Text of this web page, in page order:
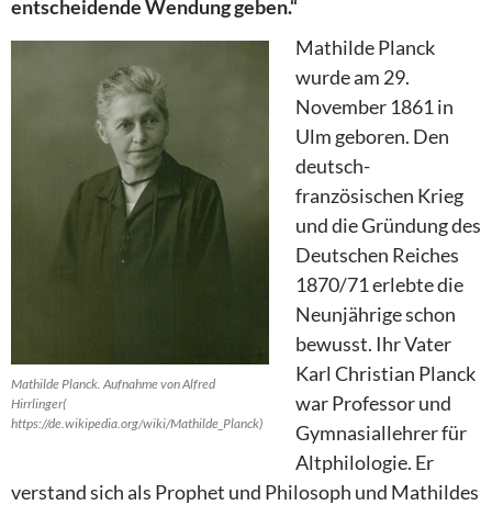
entscheidende Wendung geben.“
Mathilde Planck. Aufnahme von Alfred
Hirrlinger(
https://de.wikipedia.org/wiki/Mathilde_Planck)
Mathilde Planck
wurde am 29.
November 1861 in
Ulm geboren. Den
deutsch-
französischen Krieg
und die Gründung des
Deutschen Reiches
1870/71 erlebte die
Neunjährige schon
bewusst. Ihr Vater
Karl Christian Planck
war Professor und
Gymnasiallehrer für
Altphilologie. Er
verstand sich als Prophet und Philosoph und Mathildes